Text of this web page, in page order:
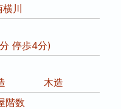
横川
停歩4分)
木造
階数